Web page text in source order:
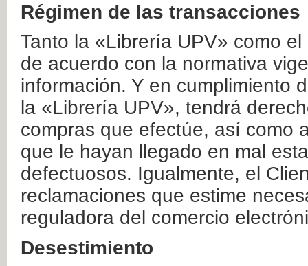
Régimen de las transacciones
Tanto la «Librería UPV» como
de acuerdo con la normativa
información. Y en cumplimiento
la «Librería UPV», tendrá
compras que efectúe, así como
que le hayan llegado en mal
defectuosos. Igualmente, el
reclamaciones que estime
reguladora del comercio
Desestimiento